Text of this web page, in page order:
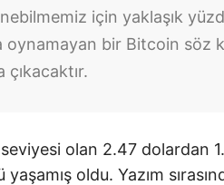
için yaklaşık
oynamayan bir Bitcoin söz
çıkacaktır.
olan 2.47 dolardan
oldu. Yazım